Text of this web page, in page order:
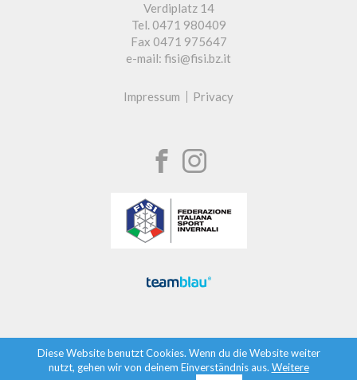
Verdiplatz 14
Tel. 0471 980409
Fax 0471 975647
e-mail: fisi@fisi.bz.it
Impressum Privacy
Diese Website benutzt Cookies. Wenn du die Website weiter
nutzt, gehen wir von deinem Einverständnis aus. Weitere